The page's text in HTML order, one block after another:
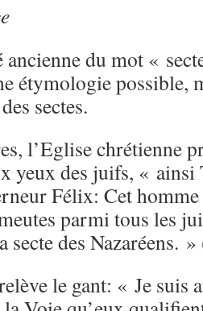
ancienne du mot «
étymologie possible,
sectes.
l’Eglise chrétienne
yeux des juifs, «
Félix: Cet
parmi tous les
secte des Nazaréens.
le gant: « Je suis